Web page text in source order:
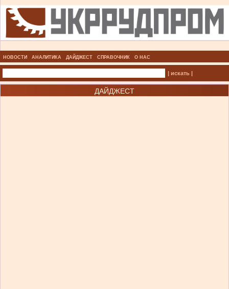
НОВОСТИ АНАЛИТИКА ДАЙДЖЕСТ СПРАВОЧНИК О НАС
| искать |
ДАЙДЖЕСТ